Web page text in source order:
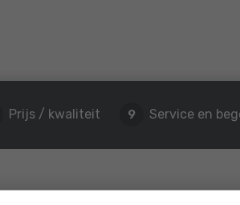
Prijs / kwaliteit 9 Service en